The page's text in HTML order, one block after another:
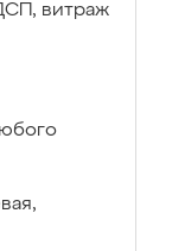
витраж